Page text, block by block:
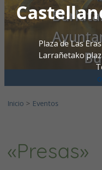
Plaza de Las
Larrañetako
Inicio > Eventos
«Presas»